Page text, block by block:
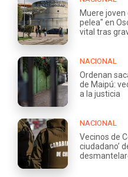
Muere joven
pelea" en
vital tras
NACIONAL
Ordenan
de Maipú:
a la justicia
NACIONAL
Vecinos de
ciudadano’